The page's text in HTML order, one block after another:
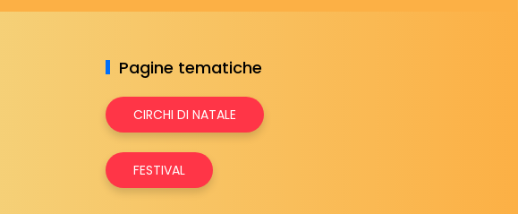
Pagine tematiche
CIRCHI DI NATALE
FESTIVAL